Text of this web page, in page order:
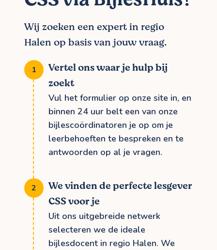
Wij zoeken een expert in regio
Halen op basis van jouw vraag.
Vertel ons waar je hulp bij
zoekt
Vul het formulier op onze site in, en
binnen 24 uur belt een van onze
bijlescoördinatoren je op om je
leerbehoeften te bespreken en te
antwoorden op al je vragen.
We vinden de perfecte lesgever
CSS voor je
Uit ons uitgebreide netwerk
selecteren we de ideale
bijlesdocent in regio Halen. We